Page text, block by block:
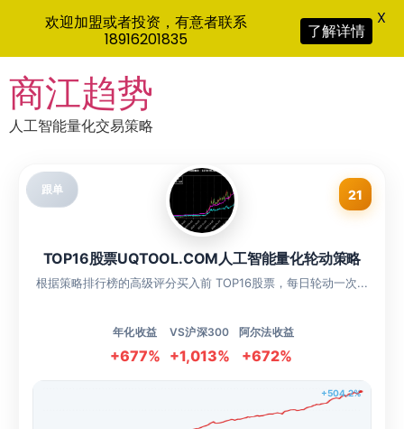
to
content
商江趋势
人工智能量化交易策略
跟单 21
TOP16股票UQTOOL.COM人工智能量化轮动策略
根据策略排行榜的高级评分买入前 TOP16股票，每日轮动一次...
年化收益
+677%
VS沪深300
+1,013%
阿尔法收益
+672%
+504.2%
欢迎加盟或者投资，有意者联系
18916201835
了解详情
X